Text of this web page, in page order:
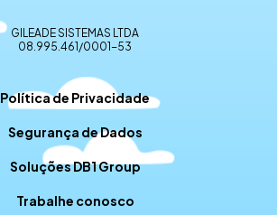
GILEADE SISTEMAS LTDA
08.995.461/0001-53
Política de Privacidade
Segurança de Dados
Soluções DB1 Group
Trabalhe conosco